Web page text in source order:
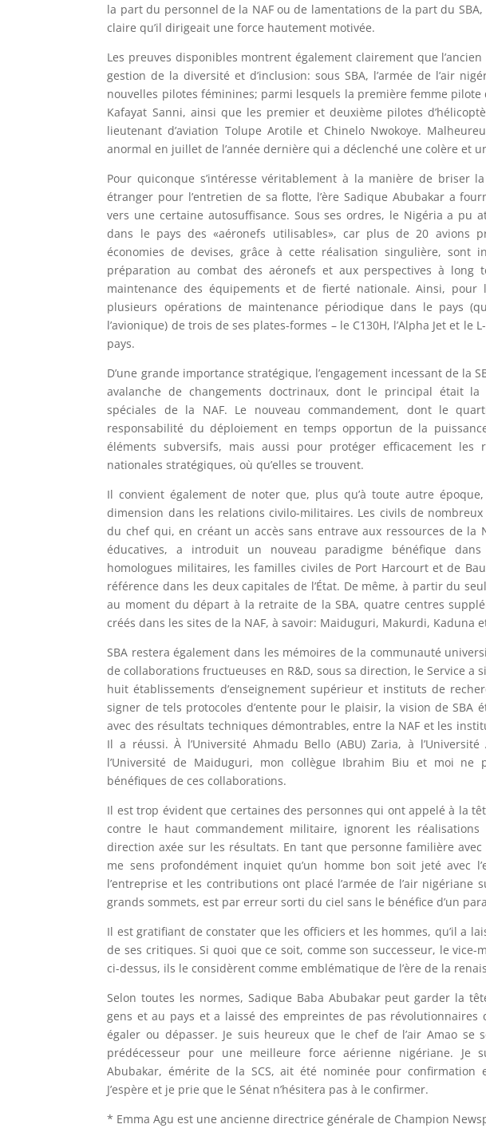
la part du personnel de la NAF ou de lamentations de la part du
claire qu’il dirigeait une force hautement motivée.
Les preuves disponibles montrent également clairement que
gestion de la diversité et d’inclusion: sous SBA, l’armée de l’air
nouvelles pilotes féminines; parmi lesquels la première femme pilote
Kafayat Sanni, ainsi que les premier et deuxième pilotes
lieutenant d’aviation Tolupe Arotile et Chinelo Nwokoye.
anormal en juillet de l’année dernière qui a déclenché une colère et
Pour quiconque s’intéresse véritablement à la manière de briser
étranger pour l’entretien de sa flotte, l’ère Sadique Abubakar a
vers une certaine autosuffisance. Sous ses ordres, le Nigéria a pu
dans le pays des «aéronefs utilisables», car plus de 20 avions
économies de devises, grâce à cette réalisation singulière, sont
préparation au combat des aéronefs et aux perspectives à long
maintenance des équipements et de fierté nationale. Ainsi, pour
plusieurs opérations de maintenance périodique dans le pays
l’avionique) de trois de ses plates-formes – le C130H, l’Alpha Jet et
pays.
D’une grande importance stratégique, l’engagement incessant de la
avalanche de changements doctrinaux, dont le principal était la
spéciales de la NAF. Le nouveau commandement, dont le
responsabilité du déploiement en temps opportun de la
éléments subversifs, mais aussi pour protéger efficacement les
nationales stratégiques, où qu’elles se trouvent.
Il convient également de noter que, plus qu’à toute autre
dimension dans les relations civilo-militaires. Les civils de
du chef qui, en créant un accès sans entrave aux ressources de la
éducatives, a introduit un nouveau paradigme bénéfique
homologues militaires, les familles civiles de Port Harcourt et de
référence dans les deux capitales de l’État. De même, à partir du
au moment du départ à la retraite de la SBA, quatre centres
créés dans les sites de la NAF, à savoir: Maiduguri, Makurdi, Kaduna
SBA restera également dans les mémoires de la communauté
de collaborations fructueuses en R&D, sous sa direction, le Service a
huit établissements d’enseignement supérieur et instituts de
signer de tels protocoles d’entente pour le plaisir, la vision de SBA
avec des résultats techniques démontrables, entre la NAF et les
Il a réussi. À l’Université Ahmadu Bello (ABU) Zaria, à
l’Université de Maiduguri, mon collègue Ibrahim Biu et moi ne
bénéfiques de ces collaborations.
Il est trop évident que certaines des personnes qui ont appelé à la
contre le haut commandement militaire, ignorent les
direction axée sur les résultats. En tant que personne familière avec
me sens profondément inquiet qu’un homme bon soit jeté avec
l’entreprise et les contributions ont placé l’armée de l’air nigériane
grands sommets, est par erreur sorti du ciel sans le bénéfice d’un
Il est gratifiant de constater que les officiers et les hommes, qu’il a
de ses critiques. Si quoi que ce soit, comme son successeur, le vice-
ci-dessus, ils le considèrent comme emblématique de l’ère de la
Selon toutes les normes, Sadique Baba Abubakar peut garder la
gens et au pays et a laissé des empreintes de pas
égaler ou dépasser. Je suis heureux que le chef de l’air Amao
prédécesseur pour une meilleure force aérienne nigériane. Je
Abubakar, émérite de la SCS, ait été nominée pour confirmation
J’espère et je prie que le Sénat n’hésitera pas à le confirmer.
* Emma Agu est une ancienne directrice générale de Champion